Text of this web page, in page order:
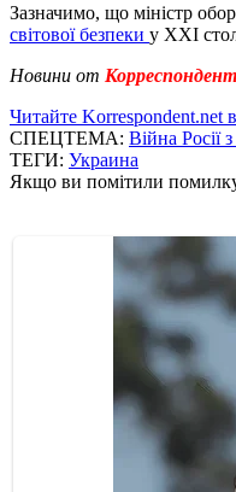
Зазначимо, що міністр
світової безпеки у XXI
Новини от
Читайте Korrespondent.net
СПЕЦТЕМА: Війна Росії
ТЕГИ: Украина
Якщо ви помітили